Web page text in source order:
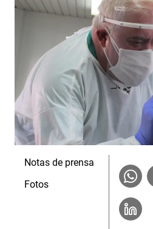
Notas de prensa
Fotos